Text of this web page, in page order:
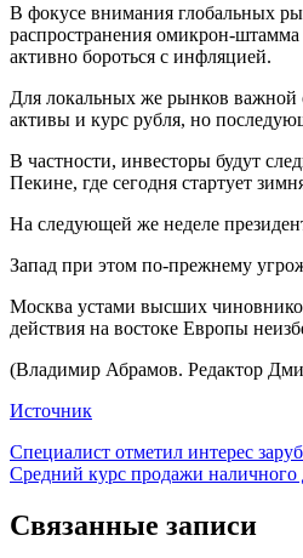
В фокусе внимания глобальных
распространения омикрон-
активно бороться с инфляцией.
Для локальных же рынков важной
активы и курс рубля, но
В частности, инвесторы будут
Пекине, где сегодня стартует
На следующей же неделе
Запад при этом по-прежнему
Москва устами высших
действия на востоке Европы
(Владимир Абрамов. Редактор
Источник
Навигация
по
записям
Специалист отметил интерес
Средний курс продажи
Связанные записи